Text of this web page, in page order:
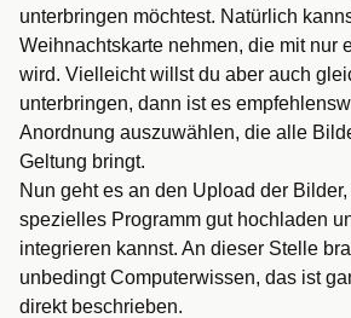
unterbringen möchtest. Natürlich
Weihnachtskarte nehmen, die mit nur
wird. Vielleicht willst du aber auch
unterbringen, dann ist es
Anordnung auszuwählen, die alle
Geltung bringt.
Nun geht es an den Upload der
spezielles Programm gut hochladen
integrieren kannst. An dieser Stelle
unbedingt Computerwissen, das ist
direkt beschrieben.